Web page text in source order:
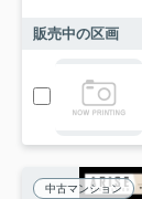
販売中の区画
中古マンション